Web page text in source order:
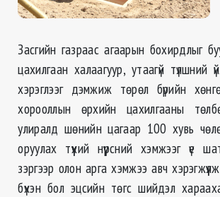
Засгийн газраас агаарын бохирдлыг
цахилгаан халаагуур, утаагүй түлшний
хэрэглээг дэмжиж төрөл бүрийн
хорооллын өрхийн цахилгааны
улиралд шөнийн цагаар 100 хувь
оруулах түүхий нүүрсний хэмжээг үе
зэргээр олон арга хэмжээ авч
бүхэн бол эцсийн төгс шийдэл